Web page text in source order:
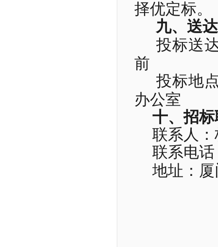
择优定标。
九、送
投标送
前
投标地
办公室
十、招
联系人
联系电
地址：